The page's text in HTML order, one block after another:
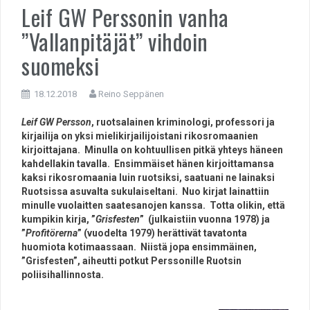
Leif GW Perssonin vanha
”Vallanpitäjät” vihdoin
suomeksi
18.12.2018 Reino Seppänen
Leif GW Persson, ruotsalainen kriminologi, professori ja
kirjailija on yksi mielikirjailijoistani rikosromaanien
kirjoittajana. Minulla on kohtuullisen pitkä yhteys häneen
kahdellakin tavalla. Ensimmäiset hänen kirjoittamansa
kaksi rikosromaania luin ruotsiksi, saatuani ne lainaksi
Ruotsissa asuvalta sukulaiseltani. Nuo kirjat lainattiin
minulle vuolaitten saatesanojen kanssa. Totta olikin, että
kumpikin kirja, ”Grisfesten” (julkaistiin vuonna 1978) ja
”Profitörerna” (vuodelta 1979) herättivät tavatonta
huomiota kotimaassaan. Niistä jopa ensimmäinen,
”Grisfesten”, aiheutti potkut Perssonille Ruotsin
poliisihallinnosta.